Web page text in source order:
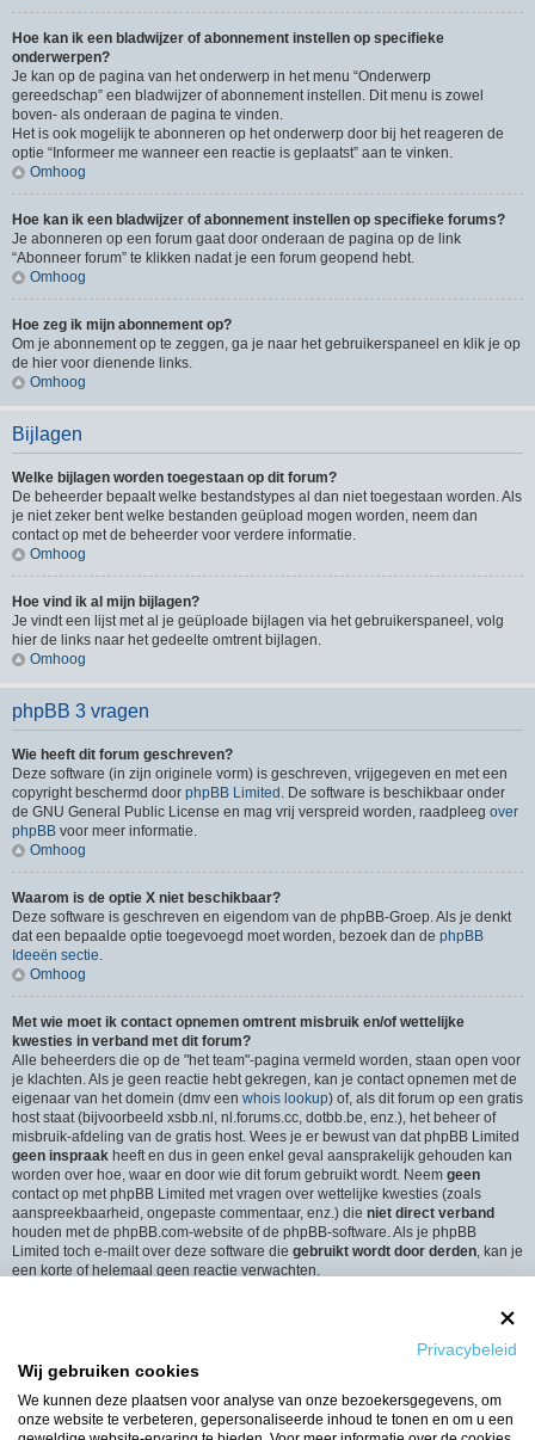
Hoe kan ik een bladwijzer of abonnement instellen op specifieke
onderwerpen?
Je kan op de pagina van het onderwerp in het menu “Onderwerp
gereedschap” een bladwijzer of abonnement instellen. Dit menu is zowel
boven- als onderaan de pagina te vinden.
Het is ook mogelijk te abonneren op het onderwerp door bij het reageren de
optie “Informeer me wanneer een reactie is geplaatst” aan te vinken.
Omhoog
Hoe kan ik een bladwijzer of abonnement instellen op specifieke forums?
Je abonneren op een forum gaat door onderaan de pagina op de link
“Abonneer forum” te klikken nadat je een forum geopend hebt.
Omhoog
Hoe zeg ik mijn abonnement op?
Om je abonnement op te zeggen, ga je naar het gebruikerspaneel en klik je op
de hier voor dienende links.
Omhoog
Bijlagen
Welke bijlagen worden toegestaan op dit forum?
De beheerder bepaalt welke bestandstypes al dan niet toegestaan worden. Als
je niet zeker bent welke bestanden geüpload mogen worden, neem dan
contact op met de beheerder voor verdere informatie.
Omhoog
Hoe vind ik al mijn bijlagen?
Je vindt een lijst met al je geüploade bijlagen via het gebruikerspaneel, volg
hier de links naar het gedeelte omtrent bijlagen.
Omhoog
phpBB 3 vragen
Wie heeft dit forum geschreven?
Deze software (in zijn originele vorm) is geschreven, vrijgegeven en met een
copyright beschermd door phpBB Limited . De software is beschikbaar onder
de GNU General Public License en mag vrij verspreid worden, raadpleeg over
phpBB voor meer informatie.
Omhoog
Waarom is de optie X niet beschikbaar?
Deze software is geschreven en eigendom van de phpBB-Groep. Als je denkt
dat een bepaalde optie toegevoegd moet worden, bezoek dan de phpBB
Ideeën sectie.
Omhoog
Met wie moet ik contact opnemen omtrent misbruik en/of wettelijke
kwesties in verband met dit forum?
Alle beheerders die op de "het team"-pagina vermeld worden, staan open voor
je klachten. Als je geen reactie hebt gekregen, kan je contact opnemen met de
eigenaar van het domein (dmv een whois lookup) of, als dit forum op een gratis
host staat (bijvoorbeeld xsbb.nl, nl.forums.cc, dotbb.be, enz.), het beheer of
misbruik-afdeling van de gratis host. Wees je er bewust van dat phpBB Limited
geen inspraak heeft en dus in geen enkel geval aansprakelijk gehouden kan
worden over hoe, waar en door wie dit forum gebruikt wordt. Neem geen
contact op met phpBB Limited met vragen over wettelijke kwesties (zoals
aanspreekbaarheid, ongepaste commentaar, enz.) die niet direct verband
houden met de phpBB.com-website of de phpBB-software. Als je phpBB
Limited toch e-mailt over deze software die gebruikt wordt door derden, kan je
een korte of helemaal geen reactie verwachten.
Alle gebruikers van het forum kunnen gebruik maken van het “Contact”-
formulier, als de optie is ingeschakeld door de beheerders.
Leden van het forum kunnen ook gebruik maken van de “Het Team”-link.
Omhoog
Privacybeleid
Wij gebruiken cookies
We kunnen deze plaatsen voor analyse van onze bezoekersgegevens, om
onze website te verbeteren, gepersonaliseerde inhoud te tonen en om u een